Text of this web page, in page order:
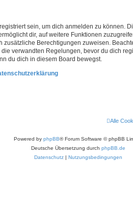
sein, um dich anmelden zu können.
dir, auf weitere Funktionen
zusätzliche Berechtigungen zuweisen.
verwandten Regelungen, bevor du dich
du dich in diesem Board bewegst.
Alle
Powered by phpBB® Forum Software © phpBB
Deutsche Übersetzung durch phpBB.de
Datenschutz | Nutzungsbedingungen